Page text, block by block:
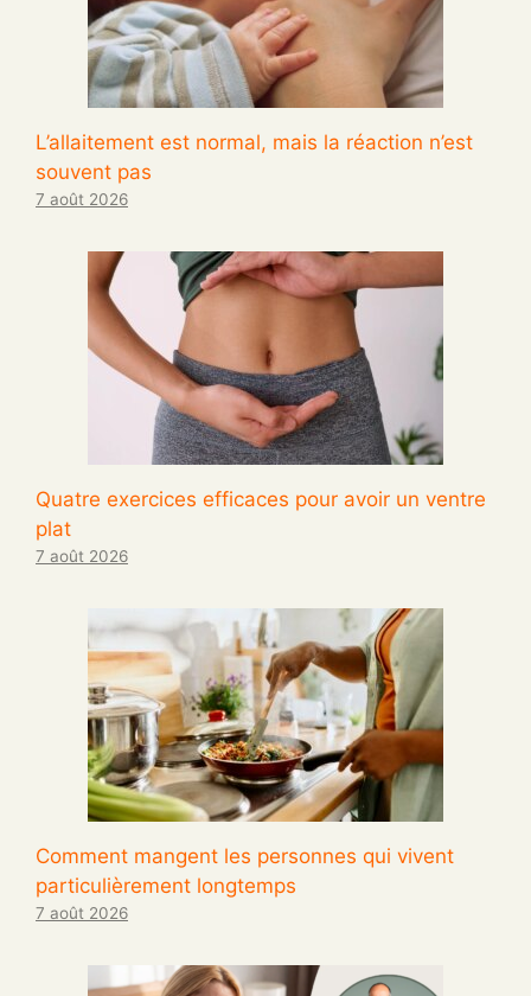
L’allaitement est normal, mais la réaction n’est
souvent pas
7 août 2026
Quatre exercices efficaces pour avoir un ventre
plat
7 août 2026
Comment mangent les personnes qui vivent
particulièrement longtemps
7 août 2026